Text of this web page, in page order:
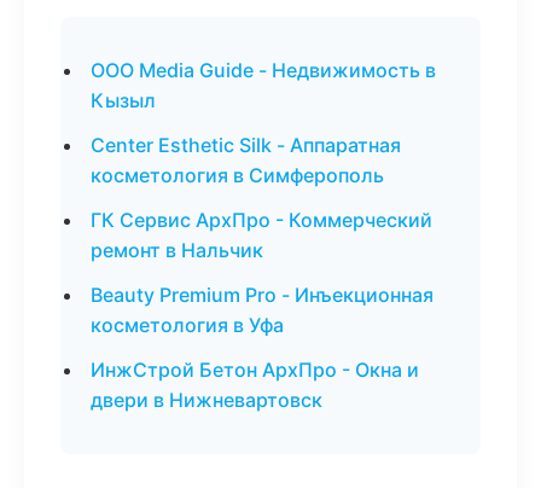
ООО Media Guide - Недвижимость в
Кызыл
Center Esthetic Silk - Аппаратная
косметология в Симферополь
ГК Сервис АрхПро - Коммерческий
ремонт в Нальчик
Beauty Premium Pro - Инъекционная
косметология в Уфа
ИнжСтрой Бетон АрхПро - Окна и
двери в Нижневартовск